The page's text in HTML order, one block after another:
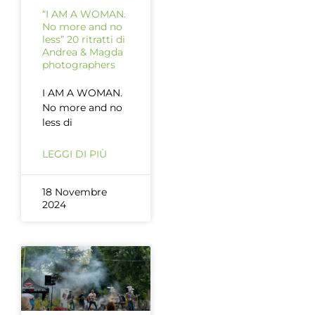
“I AM A WOMAN.
No more and no
less” 20 ritratti di
Andrea & Magda
photographers
I AM A WOMAN.
No more and no
less di
LEGGI DI PIÙ
18 Novembre
2024